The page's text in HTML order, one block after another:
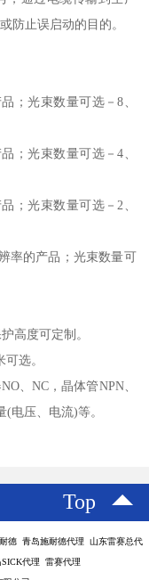
防止误启动的目的。
；光束数量可选－8、
；光束数量可选－4、
；光束数量可选－2、
率的产品；光束数量可
高度可定制。
选。
、NC，晶体管NPN、
(电压、电流)等。
Top
德 青岛施耐德代理 山东雷赛总代
代理 雷赛代理